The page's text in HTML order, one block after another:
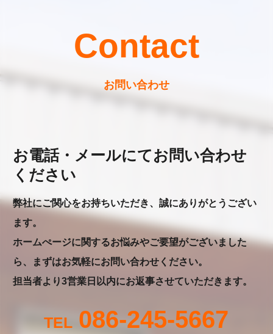
Contact
お問い合わせ
お電話・メールにてお問い合わせ
ください
弊社にご関心をお持ちいただき、誠にありがとうござい
ます。
ホームぺージに関するお悩みやご要望がございました
ら、まずはお気軽にお問い合わせください。
担当者より3営業日以内にお返事させていただきます。
086-245-5667